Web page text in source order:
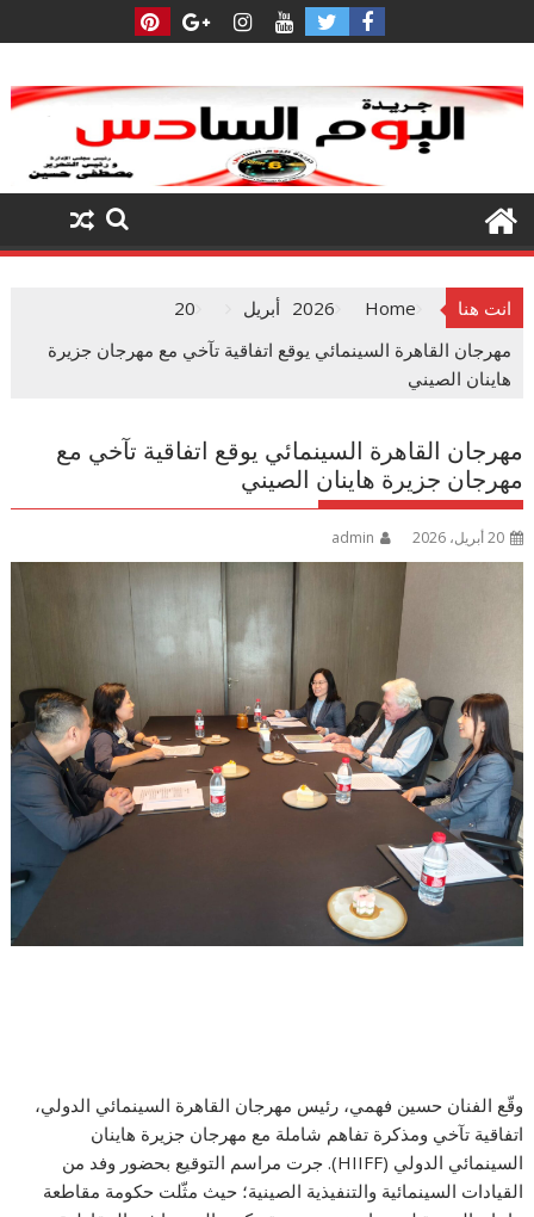
to
انت هنا Home
2026 أبريل
20
مهرجان القاهرة السينمائي يوقع اتفاقية تآخي مع مهرجان جزيرة
هاينان الصيني
مهرجان القاهرة السينمائي يوقع اتفاقية تآخي مع
مهرجان جزيرة هاينان الصيني
20 أبريل، 2026 admin
وقّع الفنان حسين فهمي، رئيس مهرجان القاهرة السينمائي الدولي،
اتفاقية تآخي ومذكرة تفاهم شاملة مع مهرجان جزيرة هاينان
السينمائي الدولي (HIIFF). جرت مراسم التوقيع بحضور وفد من
القيادات السينمائية والتنفيذية الصينية؛ حيث مثّلت حكومة مقاطعة